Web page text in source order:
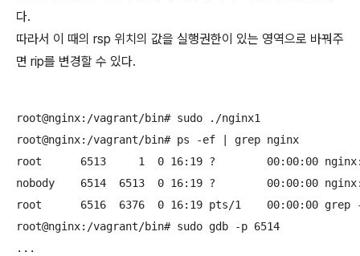
다.
따라서 이 때의 rsp 위치의 값을 실행권한이 있는 영역으로 바꿔주
면 rip를 변경할 수 있다.
root@nginx:/vagrant/bin# sudo ./nginx1
root@nginx:/vagrant/bin# ps -ef | grep nginx
root      6513     1  0 16:19 ?        00:00:00 nginx:
nobody    6514  6513  0 16:19 ?        00:00:00
root      6516  6376  0 16:19 pts/1    00:00:00 grep
root@nginx:/vagrant/bin# sudo gdb -p 6514
...